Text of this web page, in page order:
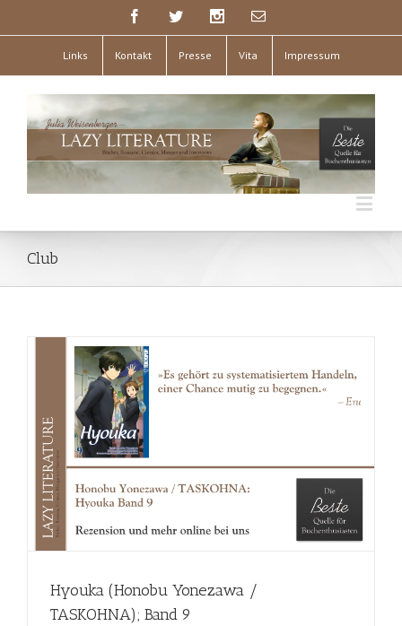
Links Kontakt Presse Vita Impressum
Club
Hyouka (Honobu Yonezawa /
TASKOHNA); Band 9